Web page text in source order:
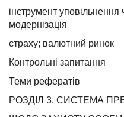
інструмент уповільнення
модернізація
страху; валютний ринок
Контрольні запитання
Теми рефератів
РОЗДІЛ 3. СИСТЕМА